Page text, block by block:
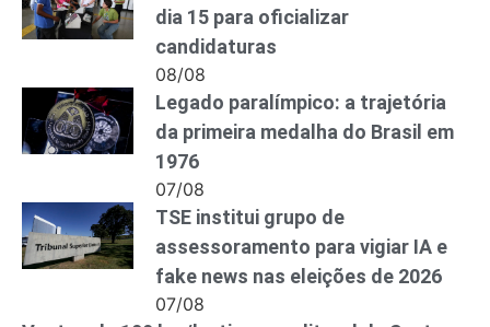
dia 15 para oficializar
candidaturas
08/08
Legado paralímpico: a trajetória
da primeira medalha do Brasil em
1976
07/08
TSE institui grupo de
assessoramento para vigiar IA e
fake news nas eleições de 2026
07/08